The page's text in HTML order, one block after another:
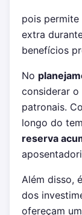
pois
extra
benefícios
No
considerar
patronais.
longo do
reserva
Além disso,
dos
ofereçam